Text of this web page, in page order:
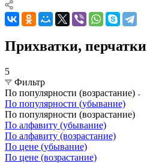
Прихватки, перчатки
5
Фильтр
По популярности (возрастание)
По популярности (убывание)
По популярности (возрастание)
По алфавиту (убывание)
По алфавиту (возрастание)
По цене (убывание)
По цене (возрастание)